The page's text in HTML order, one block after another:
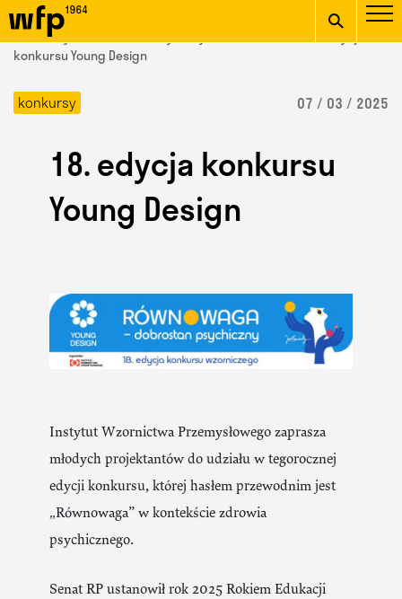
Oficjalna witryna
Wydziału Form
Przemysłowych ASP w
Krakowie
wpisz szukaną frazę
/ Wydział Form Przemysłowych /
konkursu Young Design
konkursy 07 / 03 / 2025
18. edycja konkursu
Young Design
Instytut Wzornictwa Przemysłowego zaprasza
młodych projektantów do udziału w tegorocznej
edycji konkursu, której hasłem przewodnim jest
„Równowaga” w kontekście zdrowia
psychicznego.
Senat RP ustanowił rok 2025 Rokiem Edukacji